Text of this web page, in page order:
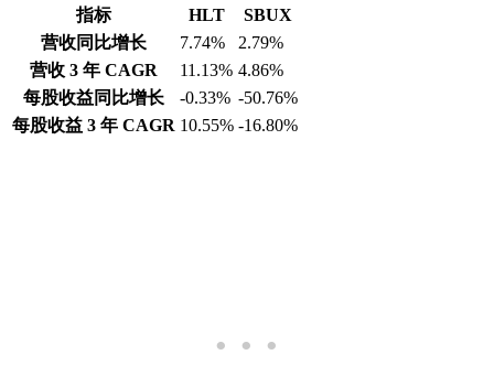
指标
HLT
SBUX
营收同比增长
7.74%
2.79%
营收 3 年 CAGR
11.13% 4.86%
每股收益同比增长
-0.33% -50.76%
每股收益 3 年 CAGR 10.55% -16.80%